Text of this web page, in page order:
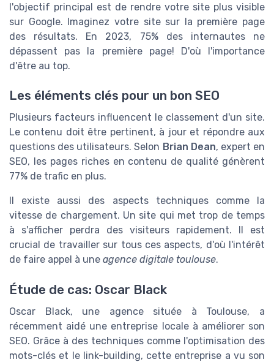
l'objectif principal est de rendre votre site plus visible
sur Google. Imaginez votre site sur la première page
des résultats. En 2023, 75% des internautes ne
dépassent pas la première page! D'où l'importance
d'être au top.
Les éléments clés pour un bon SEO
Plusieurs facteurs influencent le classement d'un site.
Le contenu doit être pertinent, à jour et répondre aux
questions des utilisateurs. Selon Brian Dean, expert en
SEO, les pages riches en contenu de qualité génèrent
77% de trafic en plus.
Il existe aussi des aspects techniques comme la
vitesse de chargement. Un site qui met trop de temps
à s'afficher perdra des visiteurs rapidement. Il est
crucial de travailler sur tous ces aspects, d'où l'intérêt
de faire appel à une agence digitale toulouse.
Étude de cas: Oscar Black
Oscar Black, une agence située à Toulouse, a
récemment aidé une entreprise locale à améliorer son
SEO. Grâce à des techniques comme l'optimisation des
mots-clés et le link-building, cette entreprise a vu son